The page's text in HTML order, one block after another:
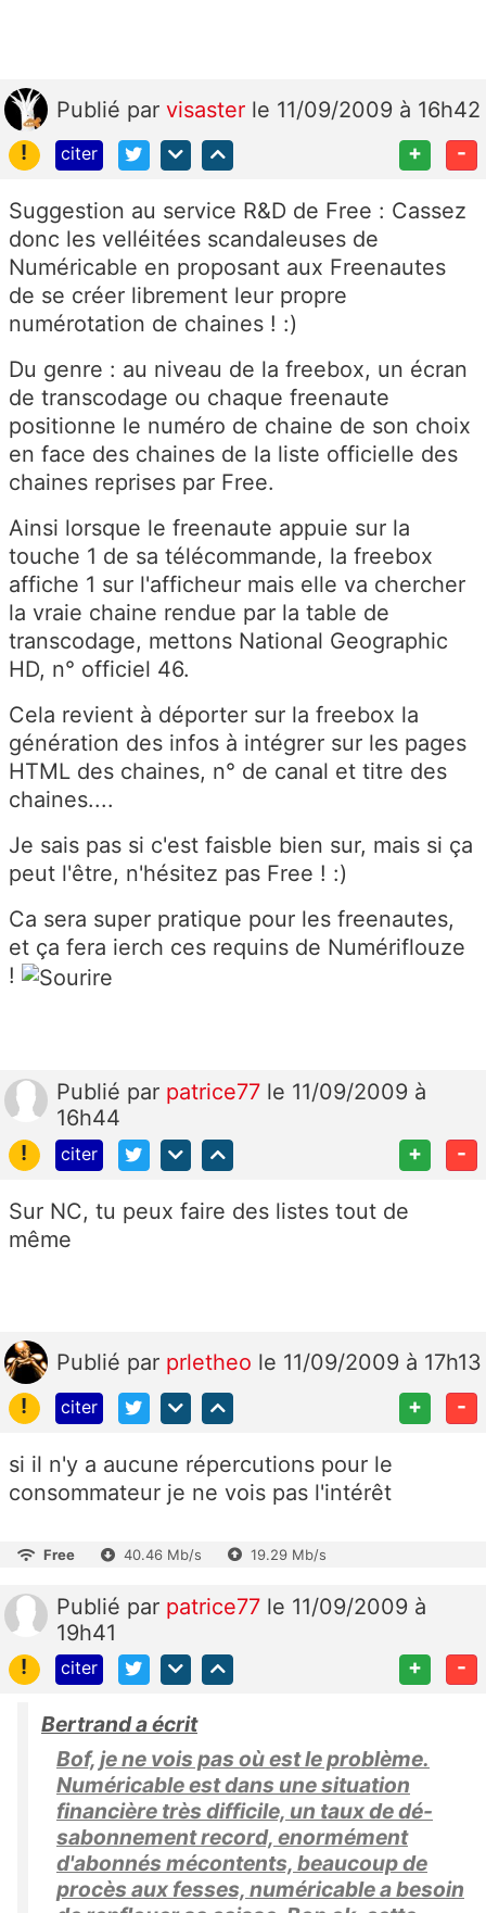
Publié par visaster le 11/09/2009 à 16h42
!
citer + -
Suggestion au service R&D de Free : Cassez
donc les velléitées scandaleuses de
Numéricable en proposant aux Freenautes
de se créer librement leur propre
numérotation de chaines ! :)
Du genre : au niveau de la freebox, un écran
de transcodage ou chaque freenaute
positionne le numéro de chaine de son choix
en face des chaines de la liste officielle des
chaines reprises par Free.
Ainsi lorsque le freenaute appuie sur la
touche 1 de sa télécommande, la freebox
affiche 1 sur l'afficheur mais elle va chercher
la vraie chaine rendue par la table de
transcodage, mettons National Geographic
HD, n° officiel 46.
Cela revient à déporter sur la freebox la
génération des infos à intégrer sur les pages
HTML des chaines, n° de canal et titre des
chaines....
Je sais pas si c'est faisble bien sur, mais si ça
peut l'être, n'hésitez pas Free ! :)
Ca sera super pratique pour les freenautes,
et ça fera ierch ces requins de Numériflouze
!
Publié par patrice77 le 11/09/2009 à
16h44
!
citer + -
Sur NC, tu peux faire des listes tout de
même
Publié par prletheo le 11/09/2009 à 17h13
!
citer + -
si il n'y a aucune répercutions pour le
consommateur je ne vois pas l'intérêt
Free 40.46 Mb/s 19.29 Mb/s
Publié par patrice77 le 11/09/2009 à
19h41
!
citer + -
Bertrand a écrit
Bof, je ne vois pas où est le problème.
Numéricable est dans une situation
financière très difficile, un taux de dé-
sabonnement record, enormément
d'abonnés mécontents, beaucoup de
procès aux fesses, numéricable a besoin